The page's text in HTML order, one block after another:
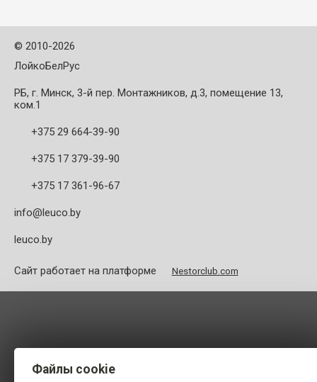
Преимущества: - постоянное ...
© 2010-2026
ЛойкоБелРус
РБ, г. Минск, 3-й пер. Монтажников, д.3, помещение 13,
ком.1
+375 29 664-39-90
+375 17 379-39-90
+375 17 361-96-67
info@leuco.by
leuco.by
Сайт работает на платформе Nestorclub.com
Файлы cookie